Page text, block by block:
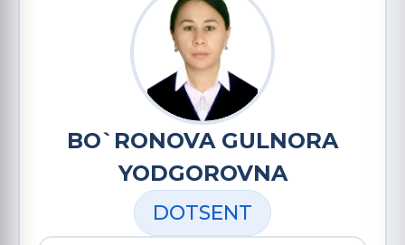
BO`RONOVA GULNORA
YODGOROVNA
DOTSENT